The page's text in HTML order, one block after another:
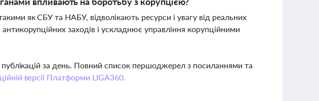
як СБУ та НАБУ, відволікають ресурси і увагу від реальних
заходів і ускладнює управління корупційними
за день. Повний список першоджерел з посиланнями та
версії Платформи LIGA360.